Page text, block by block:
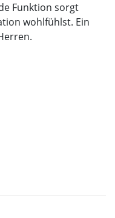
Funktion sorgt
wohlfühlst. Ein